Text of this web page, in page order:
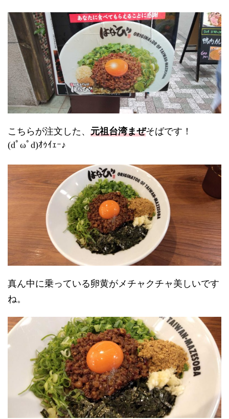
こちらが注文した、 元祖台湾まぜそばです！
(dﾟωﾟd)ｵｩｲｪｰ♪
真ん中に乗っている卵黄がメチャクチャ美しいです
ね。